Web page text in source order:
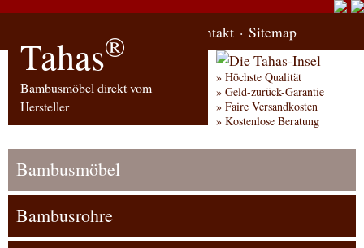
Kontakt Sitemap
Tahas®
Bambusmöbel direkt vom
Hersteller
Höchste Qualität
Geld-zurück-Garantie
Faire Versandkosten
Kostenlose Beratung
Bambusmöbel
Bambusrohre